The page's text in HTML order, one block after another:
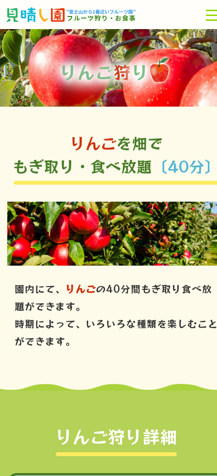
りんご狩り
りんごを畑で
もぎ取り・食べ放題 〔40分
園内にて、 りんごの40分間もぎ取り食べ放
題ができます。
時期によって、いろいろな種類を楽しむこ
ができます。
りんご狩り詳細